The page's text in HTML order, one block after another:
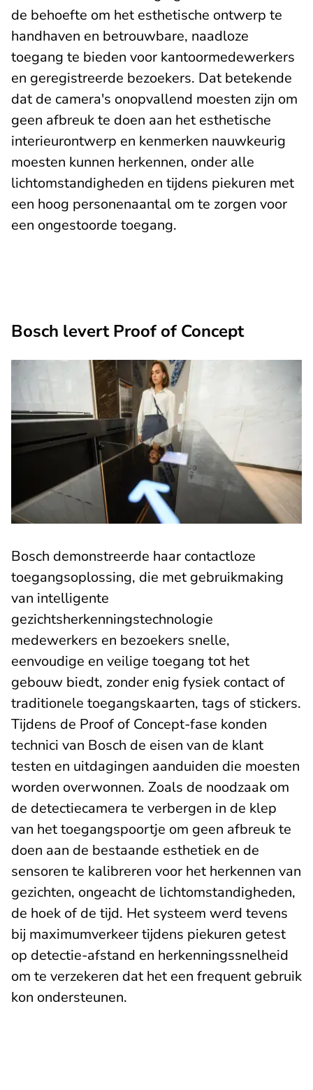
de behoefte om het esthetische ontwerp te
handhaven en betrouwbare, naadloze
toegang te bieden voor kantoormedewerkers
en geregistreerde bezoekers. Dat betekende
dat de camera's onopvallend moesten zijn om
geen afbreuk te doen aan het esthetische
interieurontwerp en kenmerken nauwkeurig
moesten kunnen herkennen, onder alle
lichtomstandigheden en tijdens piekuren met
een hoog personenaantal om te zorgen voor
een ongestoorde toegang.
Bosch levert Proof of Concept
Bosch demonstreerde haar contactloze
toegangsoplossing, die met gebruikmaking
van intelligente
gezichtsherkenningstechnologie
medewerkers en bezoekers snelle,
eenvoudige en veilige toegang tot het
gebouw biedt, zonder enig fysiek contact of
traditionele toegangskaarten, tags of stickers.
Tijdens de Proof of Concept-fase konden
technici van Bosch de eisen van de klant
testen en uitdagingen aanduiden die moesten
worden overwonnen. Zoals de noodzaak om
de detectiecamera te verbergen in de klep
van het toegangspoortje om geen afbreuk te
doen aan de bestaande esthetiek en de
sensoren te kalibreren voor het herkennen van
gezichten, ongeacht de lichtomstandigheden,
de hoek of de tijd. Het systeem werd tevens
bij maximumverkeer tijdens piekuren getest
op detectie-afstand en herkenningssnelheid
om te verzekeren dat het een frequent gebruik
kon ondersteunen.